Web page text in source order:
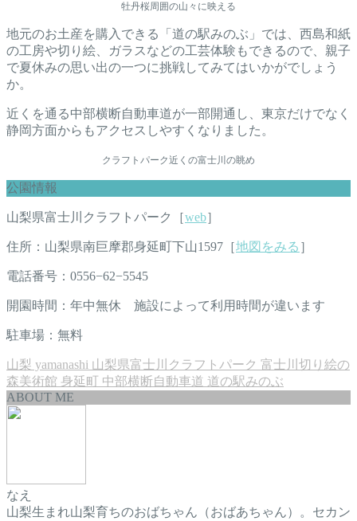
牡丹桜周囲の山々に映える
地元のお土産を購入できる「道の駅みのぶ」では、西島和紙
の工房や切り絵、ガラスなどの工芸体験もできるので、親子
で夏休みの思い出の一つに挑戦してみてはいかがでしょう
か。
近くを通る中部横断自動車道が一部開通し、東京だけでなく
静岡方面からもアクセスしやすくなりました。
クラフトパーク近くの富士川の眺め
公園情報
山梨県富士川クラフトパーク［web］
住所：山梨県南巨摩郡身延町下山1597［地図をみる ］
電話番号：0556−62−5545
開園時間：年中無休 施設によって利用時間が違います
駐車場：無料
山梨 yamanashi 山梨県富士川クラフトパーク 富士川切り絵の
森美術館 身延町 中部横断自動車道 道の駅みのぶ
ABOUT ME
なえ
山梨生まれ山梨育ちのおばちゃん（おばあちゃん）。セカン